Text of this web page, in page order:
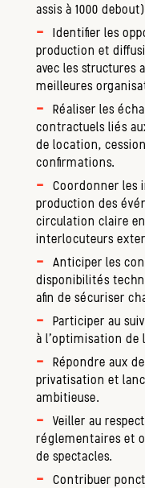
assis à 1000
Identifier les
production et
avec les structures
meilleures
Réaliser les
contractuels liés
de location,
confirmations.
Coordonner les
production des
circulation claire
interlocuteurs
Anticiper les
disponibilités
afin de sécuriser
Participer au
à l'optimisation de
Répondre aux
privatisation et
ambitieuse.
Veiller au
réglementaires et
de spectacles.
Contribuer